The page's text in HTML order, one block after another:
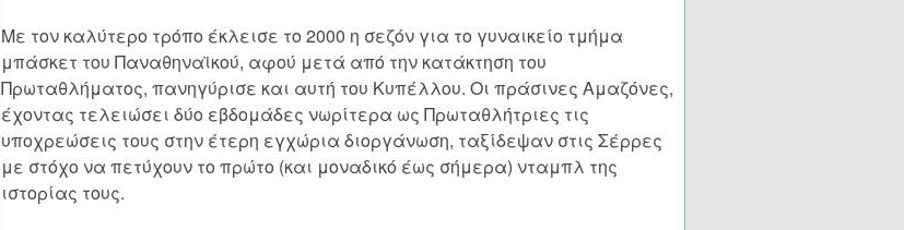
Με τον καλύτερο τρόπο έκλεισε το 2000 η σεζόν για το γυναικείο τμήμα
μπάσκετ του Παναθηναϊκού, αφού μετά από την κατάκτηση του
Πρωταθλήματος, πανηγύρισε και αυτή του Κυπέλλου. Οι πράσινες Αμαζόνες,
έχοντας τελειώσει δύο εβδομάδες νωρίτερα ως Πρωταθλήτριες τις
υποχρεώσεις τους στην έτερη εγχώρια διοργάνωση, ταξίδεψαν στις Σέρρες
με στόχο να πετύχουν το πρώτο (και μοναδικό έως σήμερα) νταμπλ της
ιστορίας τους.